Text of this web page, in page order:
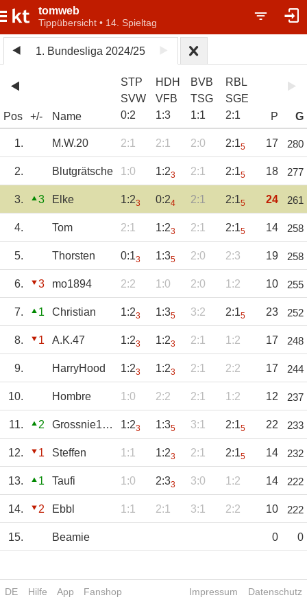
tomweb
Tippübersicht • 14. Spieltag
1. Bundesliga 2024/25
Pos +/- Name
STP
SVW
0:2
HDH
VFB
1:3
BVB
TSG
1:1
RBL
SGE
2:1 P G
1. M.W.20 2:1 2:1 2:0 2:15 17 280
2. Blutgrätsche 1:0 1:23 2:1 2:15 18 277
3. 3 Elke 1:23 0:24 2:1 2:15 24 261
4. Tom 2:1 1:23 2:1 2:15 14 258
5. Thorsten 0:13 1:35 2:0 2:3 19 258
6. 3 mo1894 2:2 1:0 2:0 1:2 10 255
7. 1 Christian 1:23 1:35 3:2 2:15 23 252
8. 1 A.K.47 1:23 1:23 2:1 1:2 17 248
9. HarryHood 1:23 1:23 2:1 2:2 17 244
10. Hombre 1:0 2:2 2:1 1:2 12 237
11. 2 Grossnie1894 1:23 1:35 3:1 2:15 22 233
12. 1 Steffen 1:1 1:23 2:1 2:15 14 232
13. 1 Taufi 1:0 2:33 3:0 1:2 14 222
14. 2 Ebbl 1:1 2:1 3:1 2:2 10 222
15. Beamie 0 0
DE Hilfe App Fanshop Impressum Datenschutz